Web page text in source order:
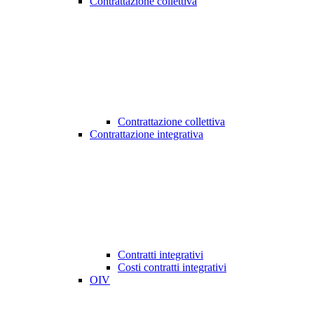
Contrattazione collettiva
Contrattazione integrativa
Contratti integrativi
Costi contratti integrativi
OIV